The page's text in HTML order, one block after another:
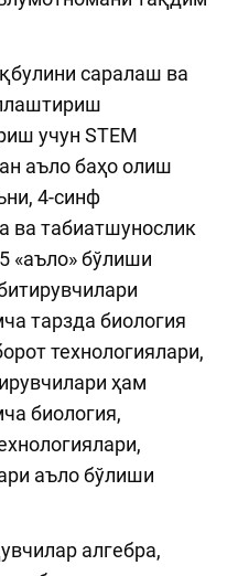
саралаш ва
учун STEM
аъло баҳо олиш
4-синф
ва табиатшунослик
«аъло» бўлиши
тарзда биология
технологиялари,
ҳам
биология,
аъло бўлиши
алгебра,